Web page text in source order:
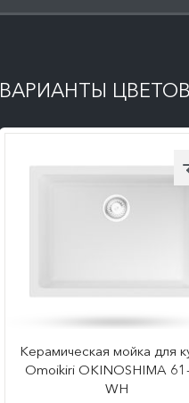
ВАРИАНТЫ ЦВЕТОВ
Керамическая мойка для
Omoikiri OKINOSHIMA
WH